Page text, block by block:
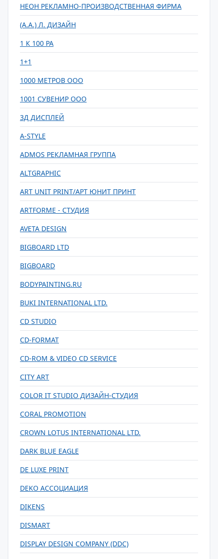
НЕОН РЕКЛАМНО-ПРОИЗВОДСТВЕННАЯ ФИРМА
(А.А.) Л. ДИЗАЙН
1 К 100 РА
1+1
1000 МЕТРОВ ООО
1001 СУВЕНИР ООО
3Д ДИСПЛЕЙ
A-STYLE
ADMOS РЕКЛАМНАЯ ГРУППА
ALTGRAPHIC
ART UNIT PRINT/АРТ ЮНИТ ПРИНТ
ARTFORME - СТУДИЯ
AVETA DESIGN
BIGBOARD LTD
BIGBOARD
BODYPAINTING.RU
BUKI INTERNATIONAL LTD.
CD STUDIO
CD-FORMAT
CD-ROM & VIDEO CD SERVICE
CITY ART
COLOR IT STUDIO ДИЗАЙН-СТУДИЯ
CORAL PROMOTION
CROWN LOTUS INTERNATIONAL LTD.
DARK BLUE EAGLE
DE LUXE PRINT
DEKO АССОЦИАЦИЯ
DIKENS
DISMART
DISPLAY DESIGN COMPANY (DDC)